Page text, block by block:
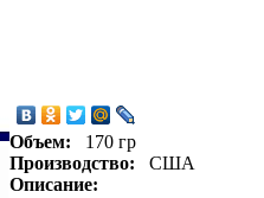
Объем:
170 гр
Производство:
США
Описание: